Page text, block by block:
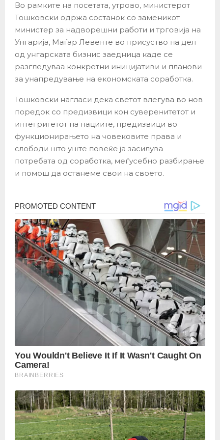
Во рамките на посетата, утрово, министерот
Тошковски одржа состанок со заменикот
министер за надворешни работи и трговија на
Унгарија, Маѓар Левенте во присуство на дел
од унгарската бизнис заедница каде се
разгледуваа конкретни иницијативи и планови
за унапредување на економската соработка.
Тошковски нагласи дека светот влегува во нов
поредок со предизвици кон суверенитетот и
интегритетот на нациите, предизвици во
функционирањето на човековите права и
слободи што уште повеќе ја засилува
потребата од соработка, меѓусебно разбирање
и помош да останеме свои на своето.